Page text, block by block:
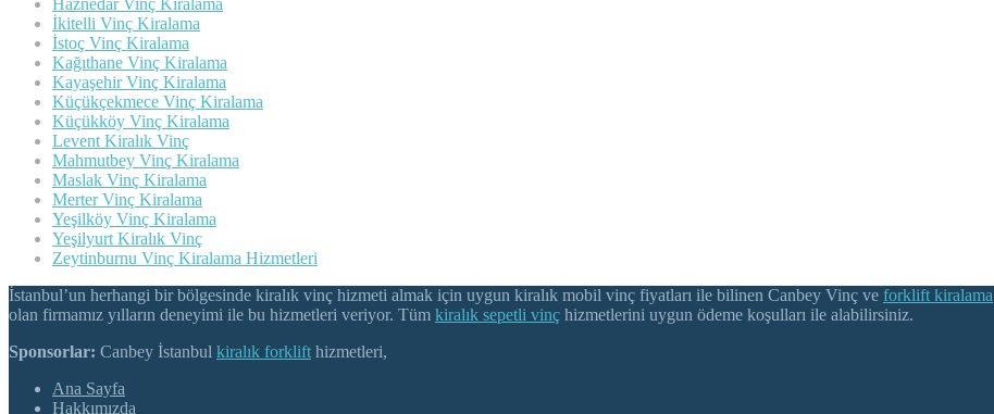
Haznedar Vinç Kiralama
İkitelli Vinç Kiralama
İstoç Vinç Kiralama
Kağıthane Vinç Kiralama
Kayaşehir Vinç Kiralama
Küçükçekmece Vinç Kiralama
Küçükköy Vinç Kiralama
Levent Kiralık Vinç
Mahmutbey Vinç Kiralama
Maslak Vinç Kiralama
Merter Vinç Kiralama
Yeşilköy Vinç Kiralama
Yeşilyurt Kiralık Vinç
Zeytinburnu Vinç Kiralama Hizmetleri
İstanbul’un herhangi bir bölgesinde kiralık vinç hizmeti almak için uygun kiralık mobil vinç fiyatları ile bilinen Canbey Vinç ve forklift kiralama
olan firmamız yılların deneyimi ile bu hizmetleri veriyor. Tüm kiralık sepetli vinç hizmetlerini uygun ödeme koşulları ile alabilirsiniz.
Sponsorlar: Canbey İstanbul kiralık forklift hizmetleri,
Ana Sayfa
Hakkımızda